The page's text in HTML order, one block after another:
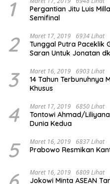
1
Pergantian Jitu Luis
Semifinal
2 Maret 17, 2019 6934 Lihat
Tunggal Putra Paceklik
Saran Untuk Jonatan
3 Maret 16, 2019 6903 Lihat
14 Tahun Terbunuhnya
Khusus
4 Maret 17, 2019 6850 Lihat
Tontowi Ahmad/
Dunia Kedua
5 Maret 16, 2019 6837 Lihat
Prabowo Resmikan
Maret 16, 2019 6809 Lihat
Jokowi Minta ASEAN